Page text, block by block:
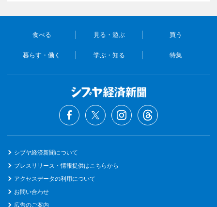
食べる 見る・遊ぶ 買う
暮らす・働く 学ぶ・知る 特集
シブヤ経済新聞について
プレスリリース・情報提供はこちらから
アクセスデータの利用について
お問い合わせ
広告のご案内